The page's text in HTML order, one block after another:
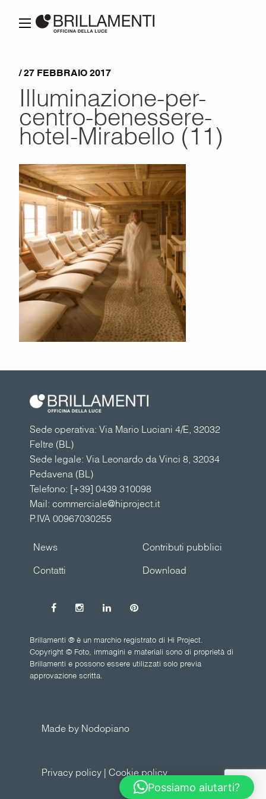
/ 27 FEBBRAIO 2017
Illuminazione-per-
centro-benessere-
hotel-Mirabello (11)
Sede operativa: Via Mario Luciani 4/E, 32032
Feltre (BL)
Sede legale: Via Leonardo da Vinci 8, 32034
Pedavena (BL)
Telefono: [+39] 0439 310098
Mail: commerciale@hiproject.it
P.IVA 00967030255
Contributi pubblici
News
Download
Contatti
Brillamenti ® è un marchio registrato di Hi Project.
Copyright © Foto, immagini e materiali sono di proprietà di
Brillamenti e possono essere utilizzati solo previa
approvazione scritta.
Made by Nodopiano
Privacy policy | Cookie policy
Possiamo aiutarti?